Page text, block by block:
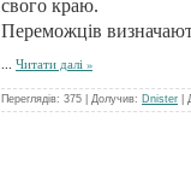
свого краю.
Переможців
... Читати далі »
Переглядів: 375 | Долучив: Dnister |